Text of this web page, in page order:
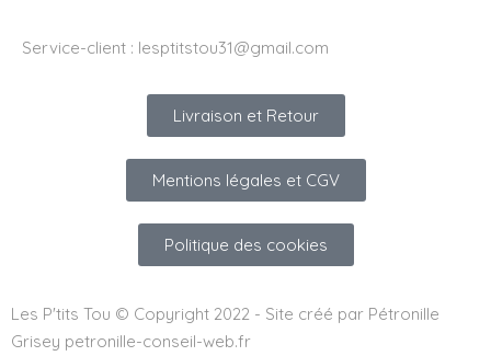
Service-client : lesptitstou31@gmail.com
Livraison et Retour
Mentions légales et CGV
Politique des cookies
Les P'tits Tou © Copyright 2022 - Site créé par Pétronille
Grisey petronille-conseil-web.fr